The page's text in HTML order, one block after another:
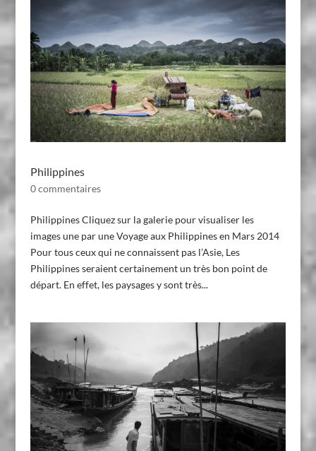
Philippines
0 commentaires
Philippines Cliquez sur la galerie pour visualiser les
images une par une Voyage aux Philippines en Mars 2014
Pour tous ceux qui ne connaissent pas l’Asie, Les
Philippines seraient certainement un très bon point de
départ. En effet, les paysages y sont très...